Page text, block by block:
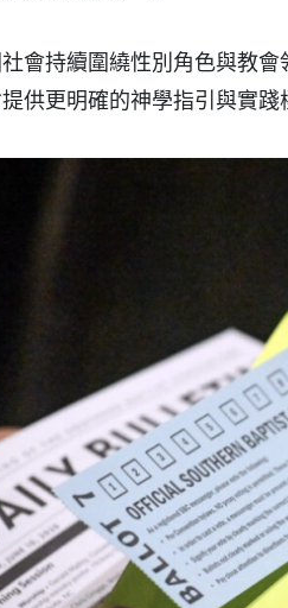
會持續圍繞性別角色與教
供更明確的神學指引與實踐